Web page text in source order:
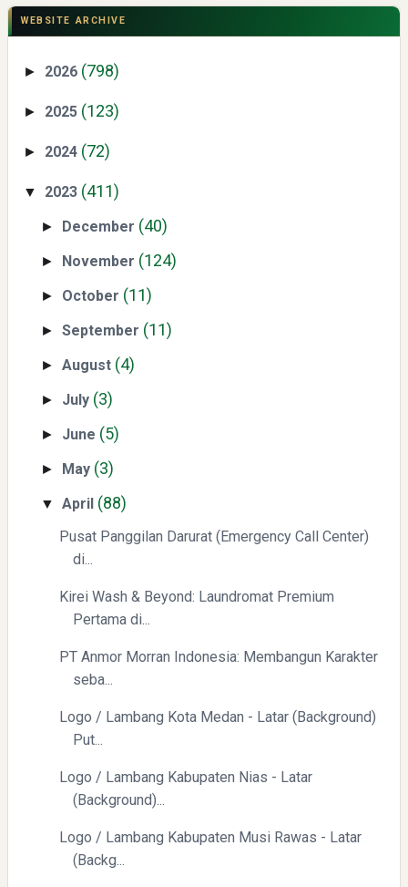
Hasil Panen
Non-Academic Prominence Versi EduRank 2026
Yaqut Cholil Qoumas: Kisah Inspiratif di Balik Kasus Hukum
Mengenal Dampak Kenaikan Suku Bunga terhadap Bitcoin
(BTC) dan Ekonomi Global
Yaqut Cholil Qoumas: Kisah Inspiratif di Balik Kasus Hukum
WEBSITE ARCHIVE
► 2026 (798)
► 2025 (123)
► 2024 (72)
▼ 2023 (411)
► December (40)
► November (124)
► October (11)
►September (11)
►August (4)
► July (3)
► June (5)
► May (3)
▼April (88)
Pusat Panggilan Darurat (Emergency Call Center)
di...
Kirei Wash & Beyond: Laundromat Premium
Pertama di...
PT Anmor Morran Indonesia: Membangun Karakter
seba...
Logo / Lambang Kota Medan - Latar (Background)
Put...
Logo / Lambang Kabupaten Nias - Latar
(Background)...
Logo / Lambang Kabupaten Musi Rawas - Latar
(Backg...